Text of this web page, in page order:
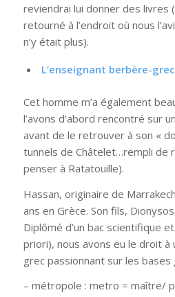
reviendrai lui donner des livres
retourné à l’endroit où nous
n’y était plus).
L’enseignant berbère-grec
Cet homme m’a également
l’avons d’abord rencontré sur
avant de le retrouver à son «
tunnels de Châtelet…rempli de
penser à Ratatouille).
Hassan, originaire de
ans en Grèce. Son fils,
Diplômé d’un bac scientifique
priori), nous avons eu le droit à
grec passionnant sur les bases
– métropole : metro = maître/